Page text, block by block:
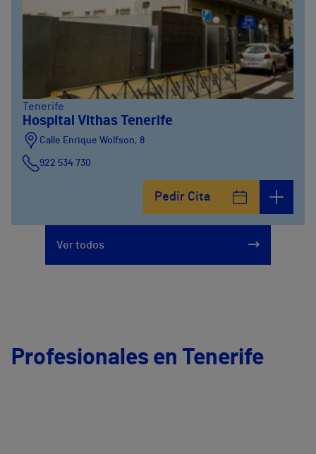
Tenerife
Hospital Vithas Tenerife
Calle Enrique Wolfson, 8
922 534 730
Pedir Cita
Ver todos
Profesionales en Tenerife